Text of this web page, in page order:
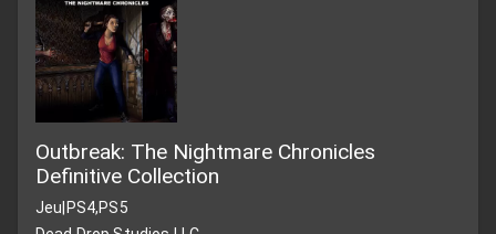
Outbreak: The Nightmare Chronicles
Definitive Collection
Jeu|PS4,PS5